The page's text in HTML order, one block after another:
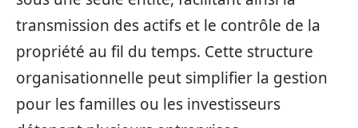
transmission des actifs et le contrôle de la
propriété au fil du temps. Cette structure
organisationnelle peut simplifier la gestion
pour les familles ou les investisseurs